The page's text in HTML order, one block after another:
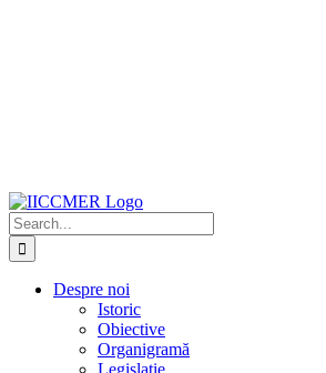
Search
for:
Despre noi
Istoric
Obiective
Organigramă
Legislație